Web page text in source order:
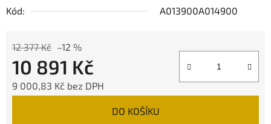
Kód:
A013900A014900
12 377 Kč –12 %
10 891 Kč
9 000,83 Kč bez DPH
DO KOŠÍKU